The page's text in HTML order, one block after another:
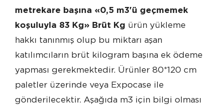
metrekare başına «0,5 m3'ü geçmemek
koşuluyla 83 Kg» Brüt Kg ürün yükleme
hakkı tanınmış olup bu miktarı aşan
katılımcıların brüt kilogram başına ek ödeme
yapması gerekmektedir. Ürünler 80*120 cm
paletler üzerinde veya Expocase ile
gönderilecektir. Aşağıda m3 için bilgi olması